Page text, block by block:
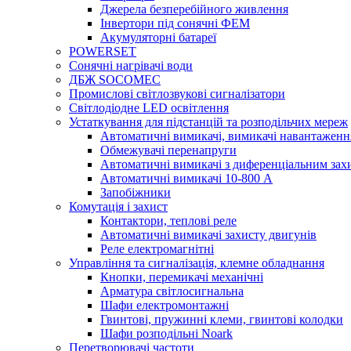
Джерела безперебійного живлення
Інвертори під сонячні ФЕМ
Акумуляторні батареї
POWERSET
Сонячні нагрівачі води
ДБЖ SOCOMEC
Промислові світлозвукові сигналізатори
Світлодіодне LED освітлення
Устаткування для підстанцій та розподільчих мереж
Автоматичні вимикачі, вимикачі
Обмежувачі перенапруги
Автоматичні вимикачі з диференціальним
Автоматичні вимикачі 10-800 А
Запобіжники
Комутація і захист
Контактори, теплові реле
Автоматичні вимикачі захисту двигунів
Реле електромагнітні
Управління та сигналізація, клемне обладнання
Кнопки, перемикачі механічні
Арматура світлосигнальна
Шафи електромонтажні
Гвинтові, пружинні клеми, гвинтові колодки
Шафи розподільні Noark
Перетворювачі частоти